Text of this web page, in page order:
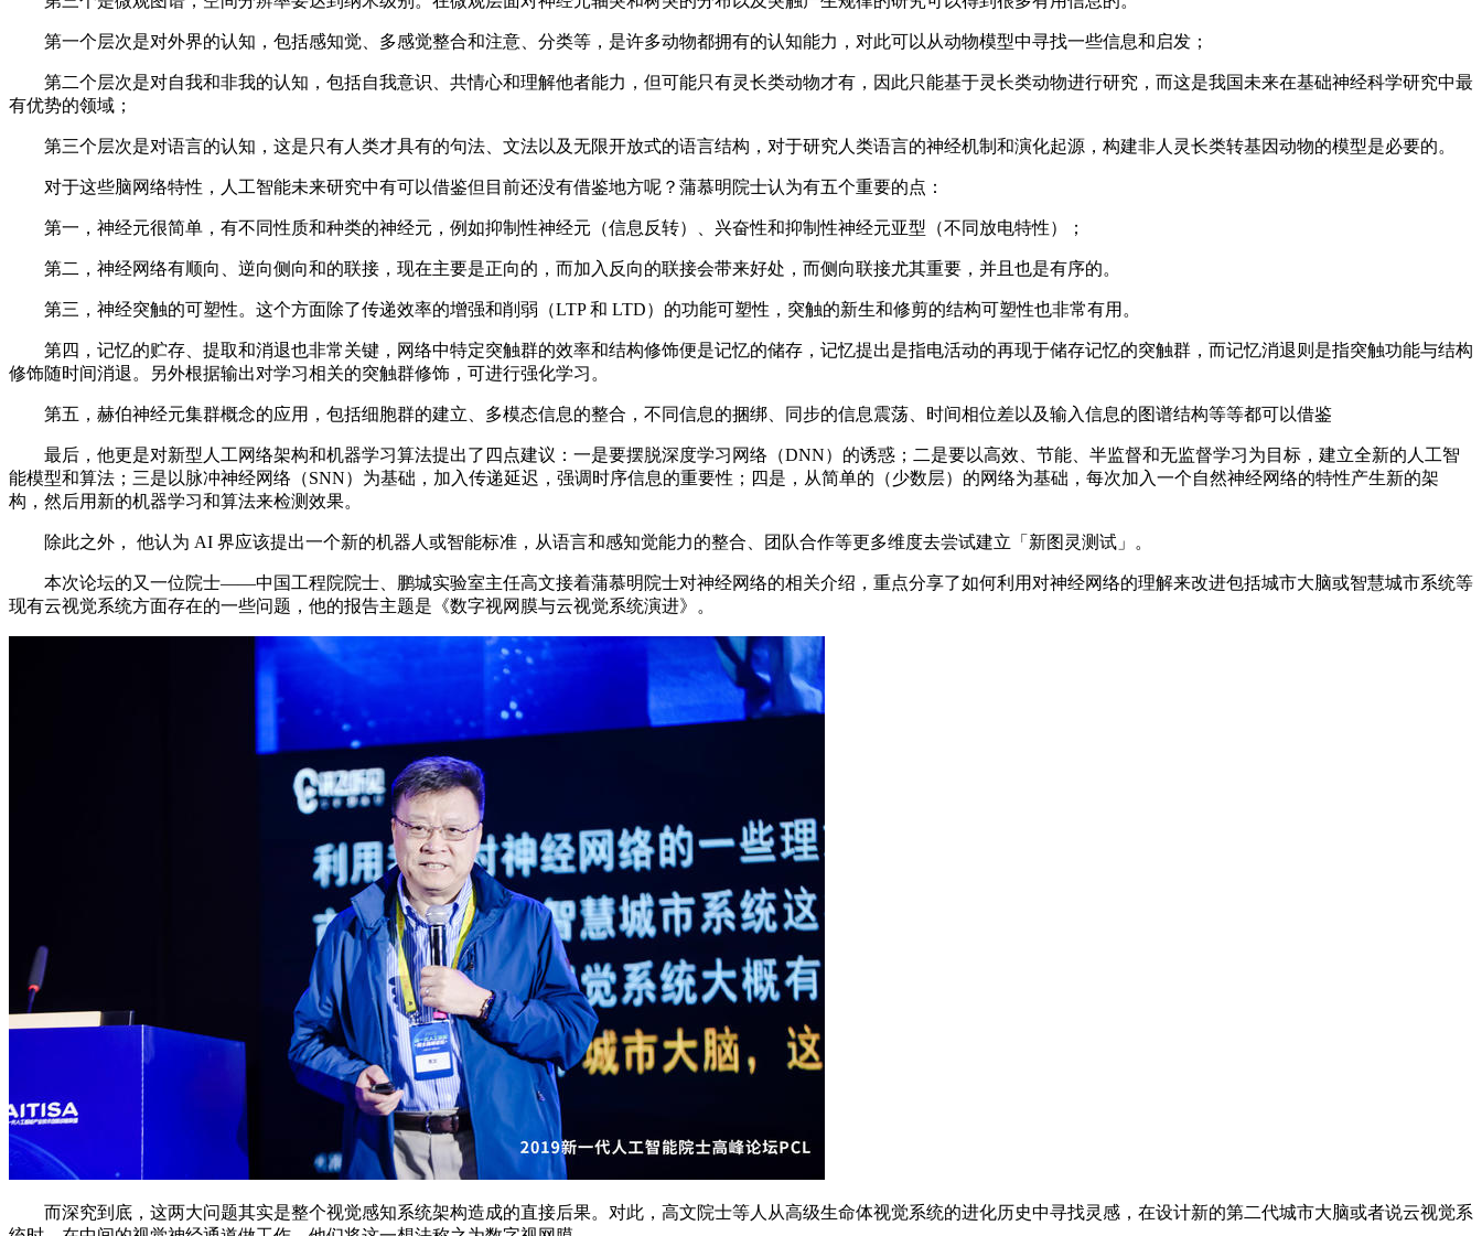
第一个层次是对外界的认知，包括感知觉、多感觉整合和注意、分类等，是许多动物都拥有的认知能力，对此可以从动物模型中寻找一些信息和启发；
第二个层次是对自我和非我的认知，包括自我意识、共情心和理解他者能力，但可能只有灵长类动物才有，因此只能基于灵长类动物进行研究，而这是我国未来在基础神经科学研究中最
有优势的领域；
第三个层次是对语言的认知，这是只有人类才具有的句法、文法以及无限开放式的语言结构，对于研究人类语言的神经机制和演化起源，构建非人灵长类转基因动物的模型是必要的。
对于这些脑网络特性，人工智能未来研究中有可以借鉴但目前还没有借鉴地方呢？蒲慕明院士认为有五个重要的点：
第一，神经元很简单，有不同性质和种类的神经元，例如抑制性神经元（信息反转）、兴奋性和抑制性神经元亚型（不同放电特性）；
第二，神经网络有顺向、逆向侧向和的联接，现在主要是正向的，而加入反向的联接会带来好处，而侧向联接尤其重要，并且也是有序的。
第三，神经突触的可塑性。这个方面除了传递效率的增强和削弱（LTP 和 LTD）的功能可塑性，突触的新生和修剪的结构可塑性也非常有用。
第四，记忆的贮存、提取和消退也非常关键，网络中特定突触群的效率和结构修饰便是记忆的储存，记忆提出是指电活动的再现于储存记忆的突触群，而记忆消退则是指突触功能与结构
修饰随时间消退。另外根据输出对学习相关的突触群修饰，可进行强化学习。
第五，赫伯神经元集群概念的应用，包括细胞群的建立、多模态信息的整合，不同信息的捆绑、同步的信息震荡、时间相位差以及输入信息的图谱结构等等都可以借鉴
最后，他更是对新型人工网络架构和机器学习算法提出了四点建议：一是要摆脱深度学习网络（DNN）的诱惑；二是要以高效、节能、半监督和无监督学习为目标，建立全新的人工智
能模型和算法；三是以脉冲神经网络（SNN）为基础，加入传递延迟，强调时序信息的重要性；四是，从简单的（少数层）的网络为基础，每次加入一个自然神经网络的特性产生新的架
构，然后用新的机器学习和算法来检测效果。
除此之外， 他认为 AI 界应该提出一个新的机器人或智能标准，从语言和感知觉能力的整合、团队合作等更多维度去尝试建立「新图灵测试」。
本次论坛的又一位院士——中国工程院院士、鹏城实验室主任高文接着蒲慕明院士对神经网络的相关介绍，重点分享了如何利用对神经网络的理解来改进包括城市大脑或智慧城市系统等
现有云视觉系统方面存在的一些问题，他的报告主题是《数字视网膜与云视觉系统演进》。
而深究到底，这两大问题其实是整个视觉感知系统架构造成的直接后果。对此，高文院士等人从高级生命体视觉系统的进化历史中寻找灵感，在设计新的第二代城市大脑或者说云视觉系